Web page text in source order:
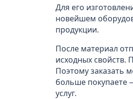
Для его
новейшем
продукции.
После материал
исходных свойств.
Поэтому заказать
больше покупаете
услуг.